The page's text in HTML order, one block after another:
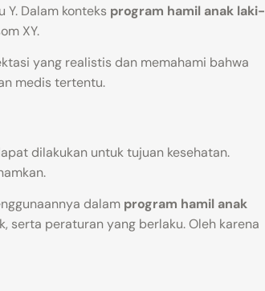
Dalam konteks program hamil anak laki-
XY.
yang realistis dan memahami bahwa
medis tertentu.
dilakukan untuk tujuan kesehatan.
dalam program hamil anak
serta peraturan yang berlaku. Oleh karena